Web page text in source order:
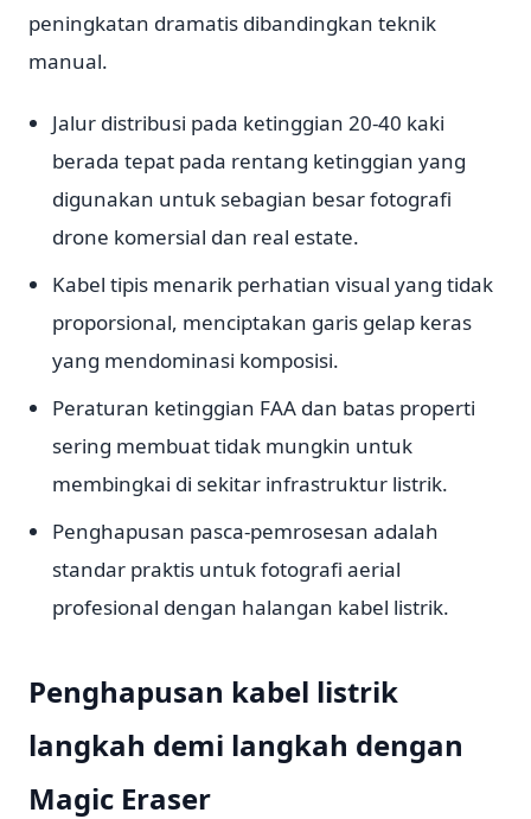
peningkatan dramatis dibandingkan teknik
manual.
Jalur distribusi pada ketinggian 20-40 kaki
berada tepat pada rentang ketinggian yang
digunakan untuk sebagian besar fotografi
drone komersial dan real estate.
Kabel tipis menarik perhatian visual yang tidak
proporsional, menciptakan garis gelap keras
yang mendominasi komposisi.
Peraturan ketinggian FAA dan batas properti
sering membuat tidak mungkin untuk
membingkai di sekitar infrastruktur listrik.
Penghapusan pasca-pemrosesan adalah
standar praktis untuk fotografi aerial
profesional dengan halangan kabel listrik.
Penghapusan kabel listrik
langkah demi langkah dengan
Magic Eraser